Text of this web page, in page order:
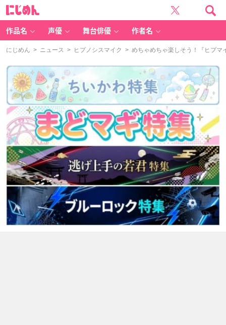
作品名 声優 舞台俳優 作者名
にじめん > ニュース > ヒプノシスマイク > めちゃめちゃ楽しそう！『ヒプマ